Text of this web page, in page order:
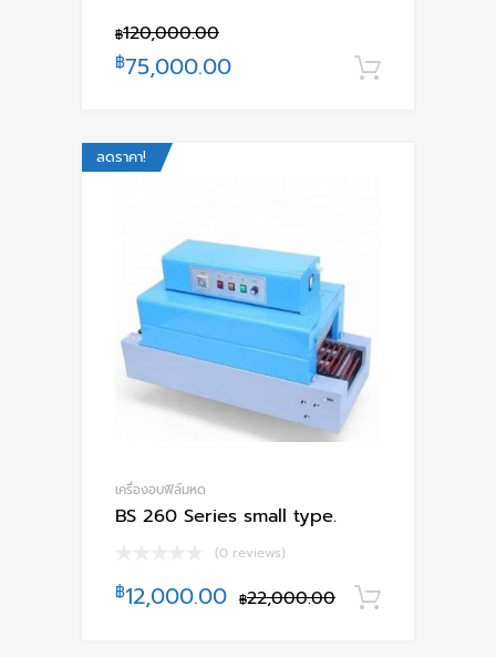
฿120,000.00
฿75,000.00
ลดราคา!
เครื่องอบฟีล์มหด
BS 260 Series small type.
(0 reviews)
฿22,000.00
฿12,000.00